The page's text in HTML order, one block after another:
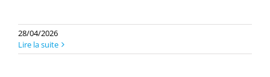
28/04/2026
Lire la suite